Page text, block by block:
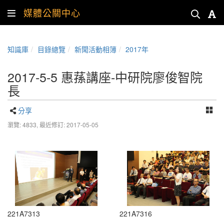
媒體公關中心
知識庫 目錄總覽 新聞活動相簿 2017年
2017-5-5 惠蓀講座-中研院廖俊智院
長
分享
瀏覽: 4833, 最近修訂: 2017-05-05
221A7313 221A7316